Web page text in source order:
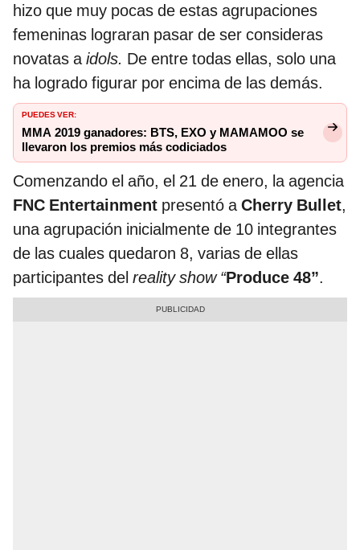
hizo que muy pocas de estas agrupaciones
femeninas lograran pasar de ser consideras
novatas aidols. De entre todas ellas, solo una
ha logrado figurar por encima de las demás.
PUEDES VER:
MMA 2019 ganadores: BTS, EXO y MAMAMOO se
llevaron los premios más codiciados
Comenzando el año, el 21 de enero, la agencia
FNC Entertainment presentó aCherry Bullet,
una agrupación inicialmente de 10 integrantes
de las cuales quedaron 8, varias de ellas
participantes del reality show “Produce 48”.